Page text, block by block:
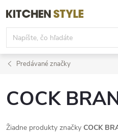
na
obsah
Predávané značky
COCK
Žiadne produkty značky COCK